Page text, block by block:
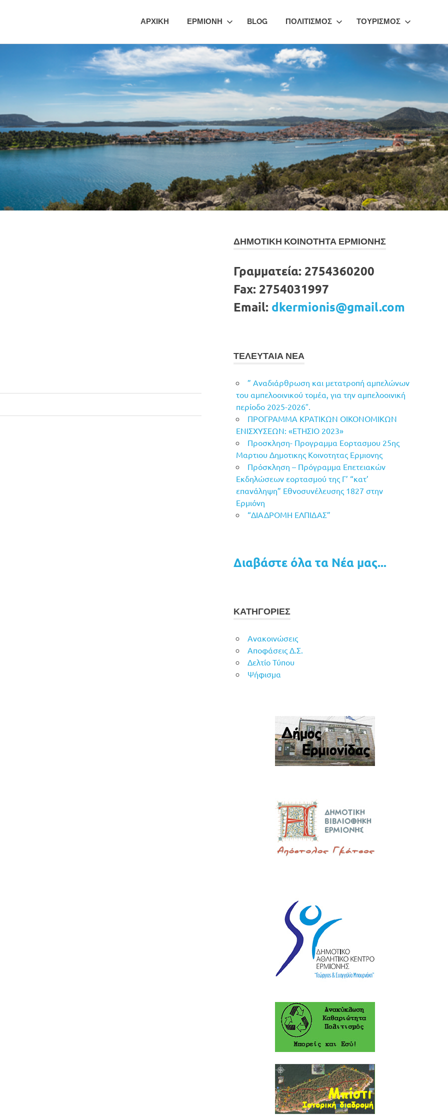
ΑΡΧΙΚΗ ΕΡΜΙΟΝΗ BLOG ΠΟΛΙΤΙΣΜΟΣ ΤΟΥΡΙΣΜΟΣ
ΔΗΜΟΤΙΚΗ ΚΟΙΝΟΤΗΤΑ ΕΡΜΙΟΝΗΣ
Γραμματεία: 2754360200
Fax: 2754031997
Email: dkermionis@gmail.com
ΤΕΛΕΥΤΑΙΑ ΝΕΑ
” Αναδιάρθρωση και μετατροπή αμπελώνων
του αμπελοοινικού τομέα, για την αμπελοοινική
περίοδο 2025-2026″.
ΠΡΟΓΡΑΜΜΑ ΚΡΑΤΙΚΩΝ ΟΙΚΟΝΟΜΙΚΩΝ
ΕΝΙΣΧΥΣΕΩΝ: «ΕΤΗΣΙΟ 2023»
Προσκληση- Προγραμμα Εορτασμου 25ης
Μαρτιου Δημοτικης Κοινοτητας Ερμιονης
Πρόσκληση – Πρόγραμμα Επετειακών
Εκδηλώσεων εορτασμού της Γ’ “κατ’
επανάληψη” Εθνοσυνέλευσης 1827 στην
Ερμιόνη
“ΔΙΑΔΡΟΜΗ ΕΛΠΙΔΑΣ”
Διαβάστε όλα τα Νέα μας...
ΚΑΤΗΓΟΡΙΕΣ
Ανακοινώσεις
Αποφάσεις Δ.Σ.
Δελτίο Τύπου
Ψήφισμα